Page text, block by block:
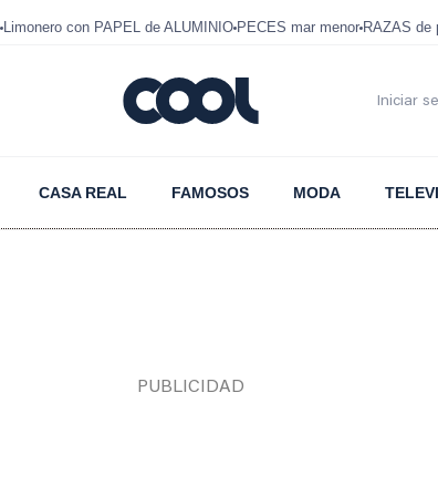
Limonero con PAPEL de ALUMINIO PECES mar menor RAZAS de
Iniciar
CASA REAL FAMOSOS MODA